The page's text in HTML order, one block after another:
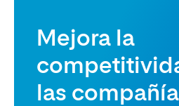
Mejora la
las